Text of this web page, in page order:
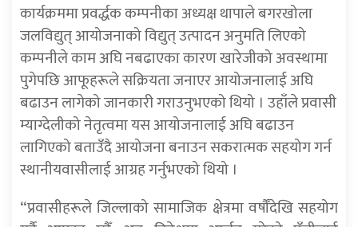
कार्यक्रममा प्रवर्द्धक कम्पनीका अध्यक्ष थापाले बगरखोला
जलविद्युत् आयोजनाको विद्युत् उत्पादन अनुमति लिएको
कम्पनीले काम अघि नबढाएका कारण खारेजीको अवस्थामा
पुगेपछि आफूहरूले सक्रियता जनाएर आयोजनालाई अघि
बढाउन लागेको जानकारी गराउनुभएको थियो । उहाँले प्रवासी
म्याग्देलीको नेतृत्वमा यस आयोजनालाई अघि बढाउन
लागिएको बताउँदै आयोजना बनाउन सकरात्मक सहयोग गर्न
स्थानीयवासीलाई आग्रह गर्नुभएको थियो ।
“प्रवासीहरूले जिल्लाको सामाजिक क्षेत्रमा वर्षौँदेखि सहयोग